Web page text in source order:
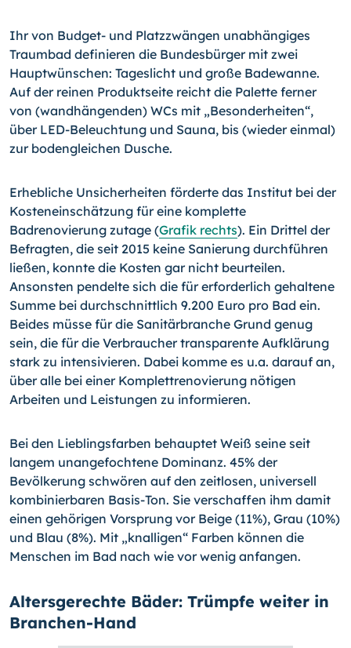
Ihr von Budget- und Platzzwängen unabhängiges
Traumbad definieren die Bundesbürger mit zwei
Hauptwünschen: Tageslicht und große Badewanne.
Auf der reinen Produktseite reicht die Palette ferner
von (wandhängenden) WCs mit „Besonderheiten“,
über LED-Beleuchtung und Sauna, bis (wieder einmal)
zur bodengleichen Dusche.
Erhebliche Unsicherheiten förderte das Institut bei der
Kosteneinschätzung für eine komplette
Badrenovierung zutage (Grafik rechts). Ein Drittel der
Befragten, die seit 2015 keine Sanierung durchführen
ließen, konnte die Kosten gar nicht beurteilen.
Ansonsten pendelte sich die für erforderlich gehaltene
Summe bei durchschnittlich 9.200 Euro pro Bad ein.
Beides müsse für die Sanitärbranche Grund genug
sein, die für die Verbraucher transparente Aufklärung
stark zu intensivieren. Dabei komme es u.a. darauf an,
über alle bei einer Komplettrenovierung nötigen
Arbeiten und Leistungen zu informieren.
Bei den Lieblingsfarben behauptet Weiß seine seit
langem unangefochtene Dominanz. 45% der
Bevölkerung schwören auf den zeitlosen, universell
kombinierbaren Basis-Ton. Sie verschaffen ihm damit
einen gehörigen Vorsprung vor Beige (11%), Grau (10%)
und Blau (8%). Mit „knalligen“ Farben können die
Menschen im Bad nach wie vor wenig anfangen.
Altersgerechte Bäder: Trümpfe weiter in
Branchen-Hand